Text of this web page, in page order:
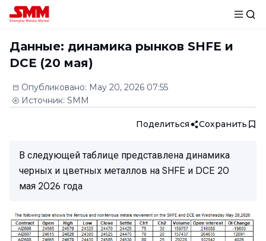
Данные: динамика рынков SHFE и
DCE (20 мая)
Опубликовано: May 20, 2026 07:55
Источник: SMM
Поделиться Сохранить
В следующей таблице представлена динамика
черных и цветных металлов на SHFE и DCE 20
мая 2026 года